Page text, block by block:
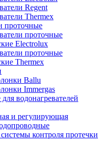
Regent
Thermex
проточные
проточные
Electrolux
проточные
Thermex
Ballu
Immergas
водонагревателей
и регулирующая
контроля протечки